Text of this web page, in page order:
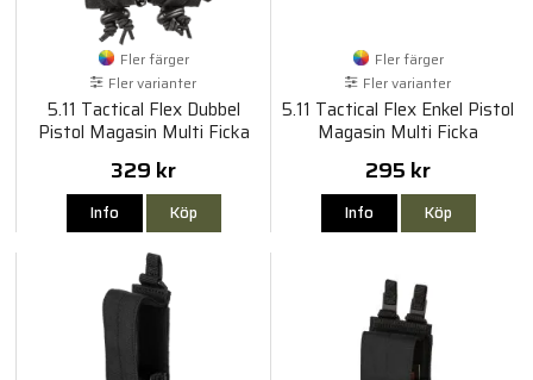
Fler färger
Fler varianter
5.11 Tactical Flex Dubbel
Pistol Magasin Multi Ficka
329 kr
Info Köp
Fler färger
Fler varianter
5.11 Tactical Flex Enkel Pistol
Magasin Multi Ficka
295 kr
Info Köp